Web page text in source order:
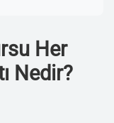
Her
Nedir?